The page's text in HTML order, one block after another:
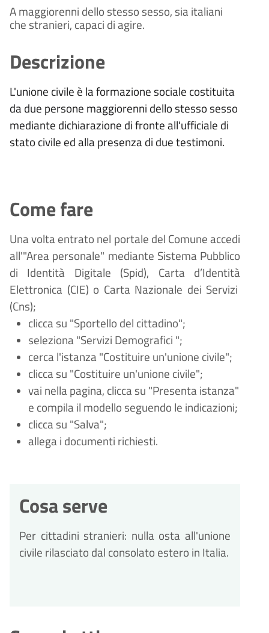
A maggiorenni dello stesso sesso, sia italiani
che stranieri, capaci di agire.
Descrizione
L'unione civile è la formazione sociale costituita
da due persone maggiorenni dello stesso sesso
mediante dichiarazione di fronte all'ufficiale di
stato civile ed alla presenza di due testimoni.
Come fare
Una volta entrato nel portale del Comune accedi
all'"Area personale" mediante Sistema Pubblico
di Identità Digitale (Spid), Carta d’Identità
Elettronica (CIE) o Carta Nazionale dei Servizi
(Cns);
clicca su "Sportello del cittadino";
seleziona "Servizi Demografici ";
cerca l'istanza "Costituire un'unione civile";
clicca su "Costituire un'unione civile";
vai nella pagina, clicca su "Presenta istanza"
e compila il modello seguendo le indicazioni;
clicca su "Salva";
allega i documenti richiesti.
Cosa serve
Per cittadini stranieri: nulla osta all'unione
civile rilasciato dal consolato estero in Italia.